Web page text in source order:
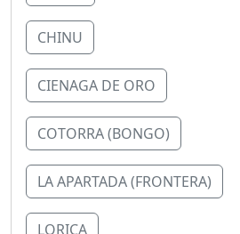
CHINU
CIENAGA DE ORO
COTORRA (BONGO)
LA APARTADA (FRONTERA)
LORICA